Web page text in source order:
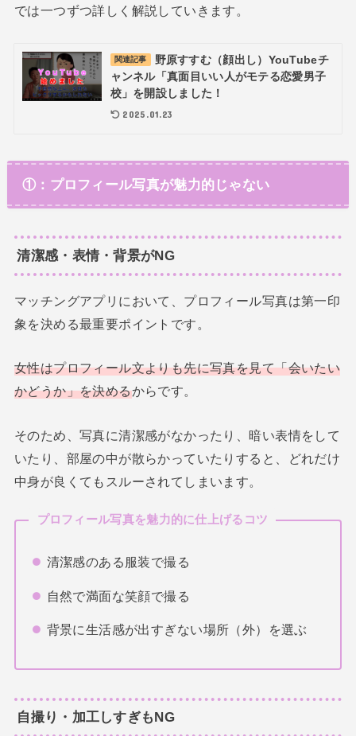
では一つずつ詳しく解説していきます。
関連記事
野原すすむ（顔出し）YouTubeチ
ャンネル「真面目いい人がモテる恋愛男子
校」を開設しました！
2025.01.23
①：プロフィール写真が魅力的じゃない
清潔感・表情・背景がNG
マッチングアプリにおいて、プロフィール写真は第一印
象を決める最重要ポイントです。
女性はプロフィール文よりも先に写真を見て「会いたい
かどうか」を決めるからです。
そのため、写真に清潔感がなかったり、暗い表情をして
いたり、部屋の中が散らかっていたりすると、どれだけ
中身が良くてもスルーされてしまいます。
プロフィール写真を魅力的に仕上げるコツ
清潔感のある服装で撮る
自然で満面な笑顔で撮る
背景に生活感が出すぎない場所（外）を選ぶ
自撮り・加工しすぎもNG